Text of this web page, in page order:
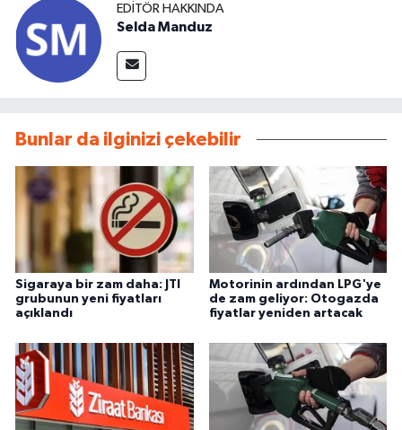
EDITÖR HAKKINDA
Selda Manduz
Bunlar da ilginizi çekebilir
Sigaraya bir zam daha: JTI
grubunun yeni fiyatları
açıklandı
Motorinin ardından LPG'ye
de zam geliyor: Otogazda
fiyatlar yeniden artacak